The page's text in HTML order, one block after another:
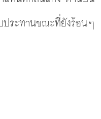
ประทานขณะที่ยังร้อนๆ